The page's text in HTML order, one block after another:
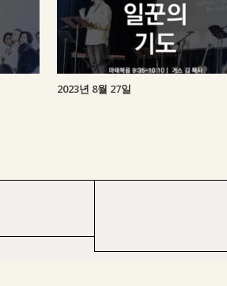
2023년 8월 27일